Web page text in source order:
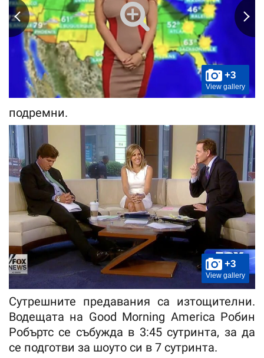
+3
View gallery
подремни.
+3
View gallery
Сутрешните предавания са изтощителни.
Водещата на Good Morning America Робин
Робъртс се събужда в 3:45 сутринта, за да
се подготви за шоуто си в 7 сутринта.